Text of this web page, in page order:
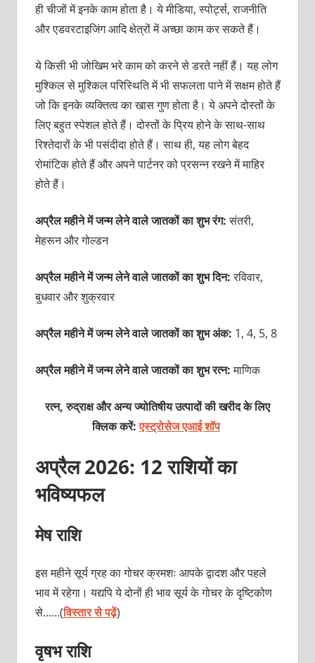
ही चीजों में इनके काम होता है। ये मीडिया, स्पोर्ट्स, राजनीति
और एडवरटाइजिंग आदि क्षेत्रों में अच्‍छा काम कर सकते हैं।
ये किसी भी जोखिम भरे काम को करने से डरते नहीं हैं। यह लोग
मुश्किल से मुश्किल परिस्थिति में भी सफलता पाने में सक्षम होते हैं
जो कि इनके व्यक्तित्व का खास गुण होता है। ये अपने दोस्तों के
लिए बहुत स्पेशल होते हैं। दोस्तों के प्रिय होने के साथ-साथ
रिश्तेदारों के भी पसंदीदा होते हैं। साथ ही, यह लोग बेहद
रोमांटिक होते हैं और अपने पार्टनर को प्रसन्न रखने में माहिर
होते हैं।
अप्रैल महीने में जन्म लेने वाले जातकों का शुभ रंग:संतरी,
मेहरून और गोल्डन
अप्रैल महीने में जन्म लेने वाले जातकों का शुभ दिन:रविवार,
बुधवार और शुक्रवार
अप्रैल महीने में जन्म लेने वाले जातकों का शुभ अंक: 1, 4, 5, 8
अप्रैल महीने में जन्म लेने वाले जातकों का शुभ रत्न:माणिक
रत्न, रुद्राक्ष और अन्य ज्योतिषीय उत्पादों की खरीद के लिए
क्लिक करें:एस्ट्रोसेज एआई शॉप
अप्रैल 2026: 12 राशियों का
भविष्‍यफल
मेष राशि
इस महीने सूर्य ग्रह का गोचर क्रमशः आपके द्वादश और पहले
भाव में रहेगा। यद्यपि ये दोनों ही भाव सूर्य के गोचर के दृष्टिकोण
से……(विस्तार से पढ़ें)
वृषभ राशि